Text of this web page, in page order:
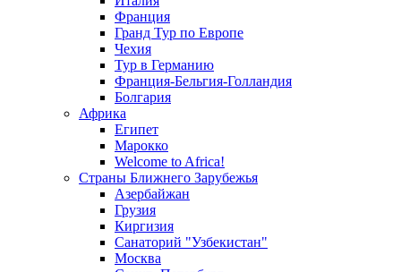
Франция
Гранд Тур по Европе
Чехия
Тур в Германию
Франция-Бельгия-Голландия
Болгария
Африка
Египет
Марокко
Welcome to Africa!
Страны Ближнего Зарубежья
Азербайжан
Грузия
Киргизия
Санаторий "Узбекистан"
Москва